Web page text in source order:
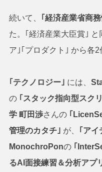
続いて、 ｢経済産業省商
た。｢経済産業大臣賞｣
ア｣｢プロダクト｣ から各
｢テクノロジー｣ には、
の ｢スタック指向型スク
学 町田渉さんの ｢
管理のカタチ｣ が、 ｢アイ
MonochroPonの ｢
るAI面接練習＆分析アプ